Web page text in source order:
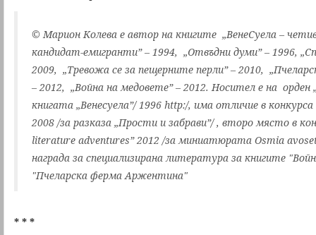
© Марион Колева е автор на книгите „ВенеСуела –
кандидат-емигранти” – 1994, „Отвъдни думи” – 1996,
2009, „Тревожа се за пещерните перли” – 2010,
– 2012, „Война на медовете” – 2012. Носител е на орден
книгата „Венесуела”/ 1996 http:/, има отличие в
2008 /за разказа „Прости и забрави”/ , второ място в
literature adventures” 2012 /за миниатюрата Osmia
награда за специализирана литература за книгите
"Пчеларска ферма Аржентина"
* * *